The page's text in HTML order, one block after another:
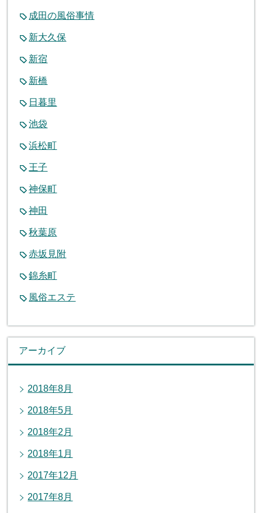
成田の風俗事情
新大久保
新宿
新橋
日暮里
池袋
浜松町
王子
神保町
神田
秋葉原
赤坂見附
錦糸町
風俗エステ
アーカイブ
2018年8月
2018年5月
2018年2月
2018年1月
2017年12月
2017年8月